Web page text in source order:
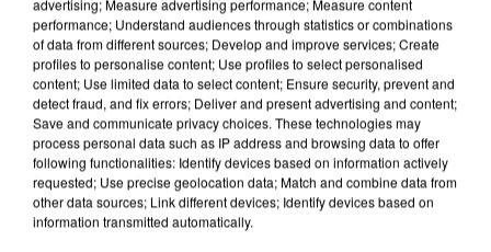
performance; Understand audiences through statistics or combinations
of data from different sources; Develop and improve services; Create
profiles to personalise content; Use profiles to select personalised
content; Use limited data to select content; Ensure security, prevent and
detect fraud, and fix errors; Deliver and present advertising and content;
Save and communicate privacy choices. These technologies may
process personal data such as IP address and browsing data to offer
following functionalities: Identify devices based on information actively
requested; Use precise geolocation data; Match and combine data from
other data sources; Link different devices; Identify devices based on
information transmitted automatically.